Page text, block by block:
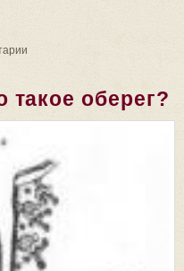
такое оберег?